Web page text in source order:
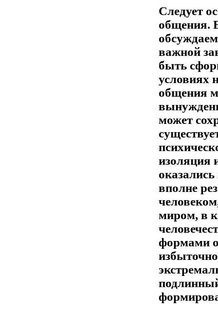
Следует
общения.
важной
быть
условиях
общения
может
изоляция
вполне
миром, в
формами